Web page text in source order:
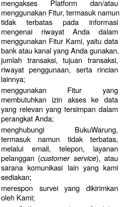
mengakses Platform dan/atau
menggunakan Fitur, termasuk namun
tidak terbatas pada informasi
mengenai riwayat Anda dalam
menggunakan Fitur Kami, yaitu data
bank atau kanal yang Anda gunakan,
jumlah transaksi, tujuan transaksi,
riwayat penggunaan, serta rincian
lainnya;
menggunakan Fitur yang
membutuhkan izin akses ke data
yang relevan yang tersimpan dalam
perangkat Anda;
menghubungi BukuWarung,
termasuk namun tidak terbatas,
melalui email, telepon, layanan
pelanggan (customer service), atau
sarana komunikasi lain yang kami
sediakan;
merespon survei yang dikirimkan
oleh Kami;